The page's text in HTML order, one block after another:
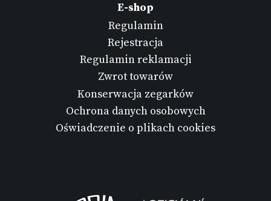
E-shop
Regulamin
Rejestracja
Regulamin reklamacji
Zwrot towarów
Konserwacja zegarków
Ochrona danych osobowych
Oświadczenie o plikach cookies